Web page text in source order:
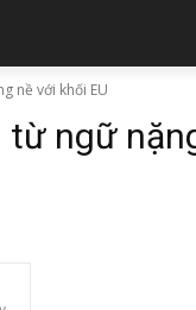
nề với khối EU
từ ngữ